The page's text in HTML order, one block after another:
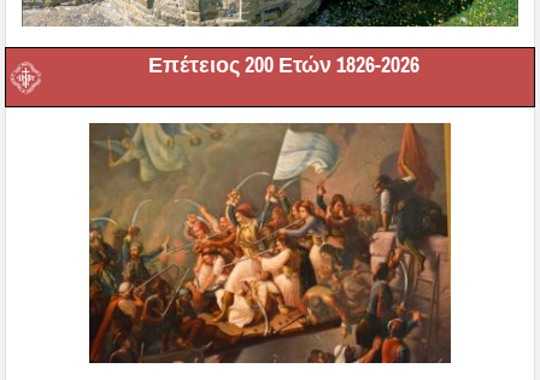
Επέτειος 200 Ετών 1826-2026